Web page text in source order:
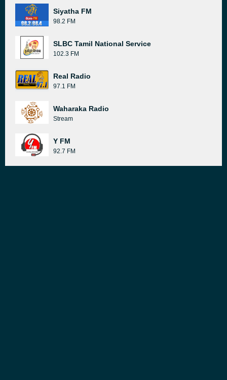
Siyatha FM
98.2 FM
SLBC Tamil National Service
102.3 FM
Real Radio
97.1 FM
Waharaka Radio
Stream
Y FM
92.7 FM